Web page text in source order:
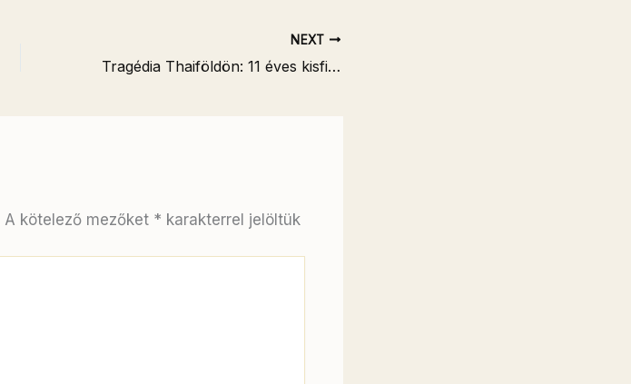
NEXT
Tragédia Thaiföldön: 11 éves kisfiú gázolt halálra kilenc buddhista szerzetest egy zarándoklaton
A kötelező mezőket * karakterrel jelöltük